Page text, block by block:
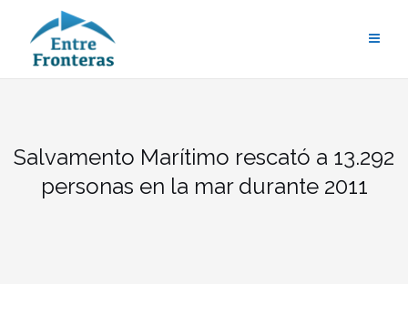
contenido
Salvamento Marítimo rescató a 13.292
personas en la mar durante 2011